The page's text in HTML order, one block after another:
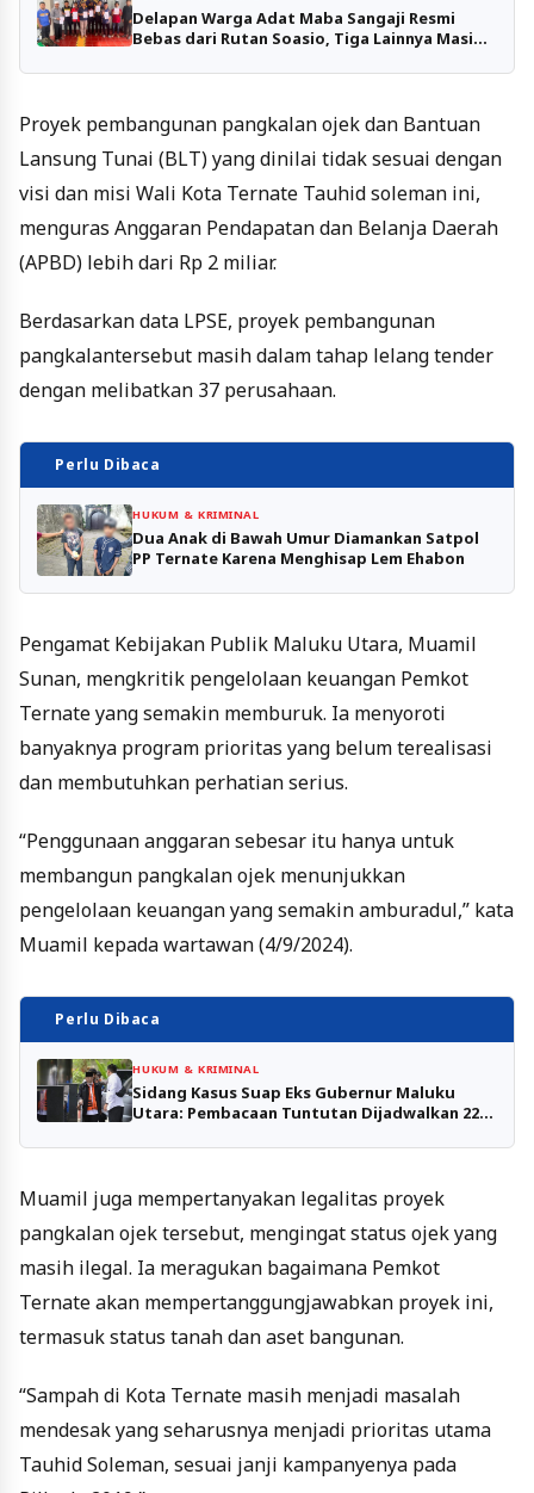
Delapan Warga Adat Maba Sangaji Resmi
Bebas dari Rutan Soasio, Tiga Lainnya Masih
Proyek pembangunan pangkalan ojek dan Bantuan
Lansung Tunai (BLT) yang dinilai tidak sesuai dengan
visi dan misi Wali Kota Ternate Tauhid soleman ini,
menguras Anggaran Pendapatan dan Belanja Daerah
(APBD) lebih dari Rp 2 miliar.
Berdasarkan data LPSE, proyek pembangunan
pangkalantersebut masih dalam tahap lelang tender
dengan melibatkan 37 perusahaan.
Perlu Dibaca
HUKUM & KRIMINAL
Dua Anak di Bawah Umur Diamankan Satpol
PP Ternate Karena Menghisap Lem Ehabon
Pengamat Kebijakan Publik Maluku Utara, Muamil
Sunan, mengkritik pengelolaan keuangan Pemkot
Ternate yang semakin memburuk. Ia menyoroti
banyaknya program prioritas yang belum terealisasi
dan membutuhkan perhatian serius.
“Penggunaan anggaran sebesar itu hanya untuk
membangun pangkalan ojek menunjukkan
pengelolaan keuangan yang semakin amburadul,” kata
Muamil kepada wartawan (4/9/2024).
Perlu Dibaca
HUKUM & KRIMINAL
Sidang Kasus Suap Eks Gubernur Maluku
Utara: Pembacaan Tuntutan Dijadwalkan 22
Muamil juga mempertanyakan legalitas proyek
pangkalan ojek tersebut, mengingat status ojek yang
masih ilegal. Ia meragukan bagaimana Pemkot
Ternate akan mempertanggungjawabkan proyek ini,
termasuk status tanah dan aset bangunan.
“Sampah di Kota Ternate masih menjadi masalah
mendesak yang seharusnya menjadi prioritas utama
Tauhid Soleman, sesuai janji kampanyenya pada